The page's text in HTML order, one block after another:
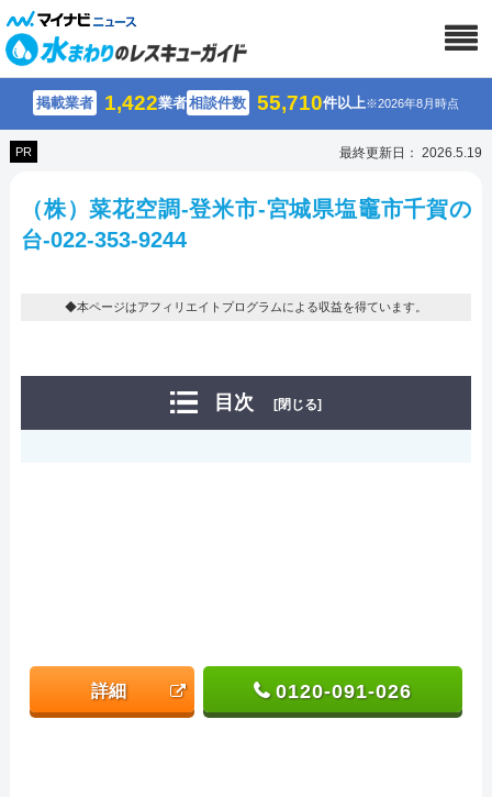
掲載業者 1,422業者相談件数 55,710件以上※2026年8月時点
PR 最終更新日： 2026.5.19
（株）菜花空調-登米市-宮城県塩竈市千賀の
台-022-353-9244
◆本ページはアフィリエイトプログラムによる収益を得ています。
目次 [閉じる]
詳細 0120-091-026